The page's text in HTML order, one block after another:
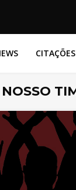
CITAÇÕES